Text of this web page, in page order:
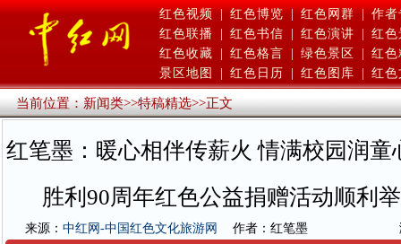
红色视频 | 红色博览 | 红色网群 | 作者
红色联播
红色书信 红色演讲
红色
红色收藏
红色格言 绿色景区
红色
景区地图
红色日历 红色图库 红色
当前位置：新闻类>>特稿精选>>正文
红笔墨：暖心相伴传薪火 情满校园润
胜利90周年红色公益捐赠活动顺利
来源： 中红网-中国红色文化旅游网 作者：红笔墨